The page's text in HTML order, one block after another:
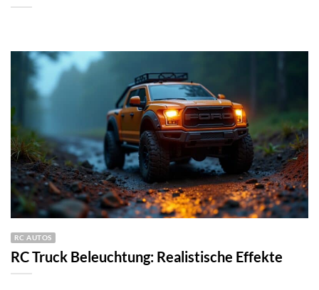
RC AUTOS
RC Truck Beleuchtung: Realistische Effekte